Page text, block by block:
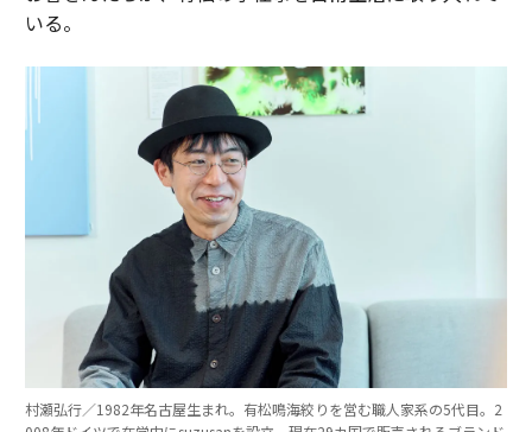
いる。
村瀬弘行／1982年名古屋生まれ。有松鳴海絞りを営む職人家系の5代目。2